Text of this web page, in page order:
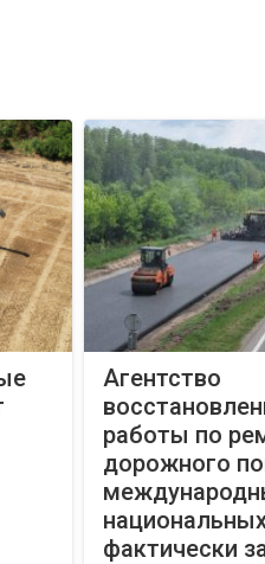
Агентство
работы по
дорожного
фактически